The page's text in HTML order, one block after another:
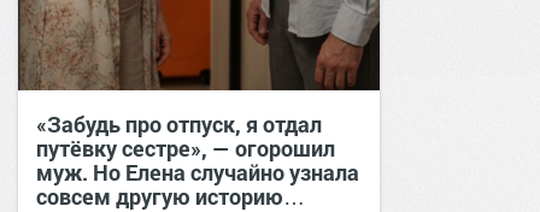
«Забудь про отпуск, я отдал
путёвку сестре», — огорошил
муж. Но Елена случайно узнала
совсем другую историю…